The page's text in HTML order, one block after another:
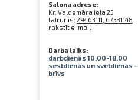
Salona adrese:
Kr. Valdemāra iela 25
tālrunis: 29463111, 67331148
rakstīt e-mail
Darba laiks:
darbdienās 10:00-18:00
sestdienās un svētdienās –
brīvs